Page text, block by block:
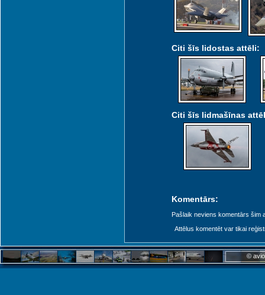
Citi šīs lidostas attēli:
Citi šīs lidmašīnas
Komentārs:
Pašlaik neviens komentārs šim
Attēlus komentēt var tikai
©